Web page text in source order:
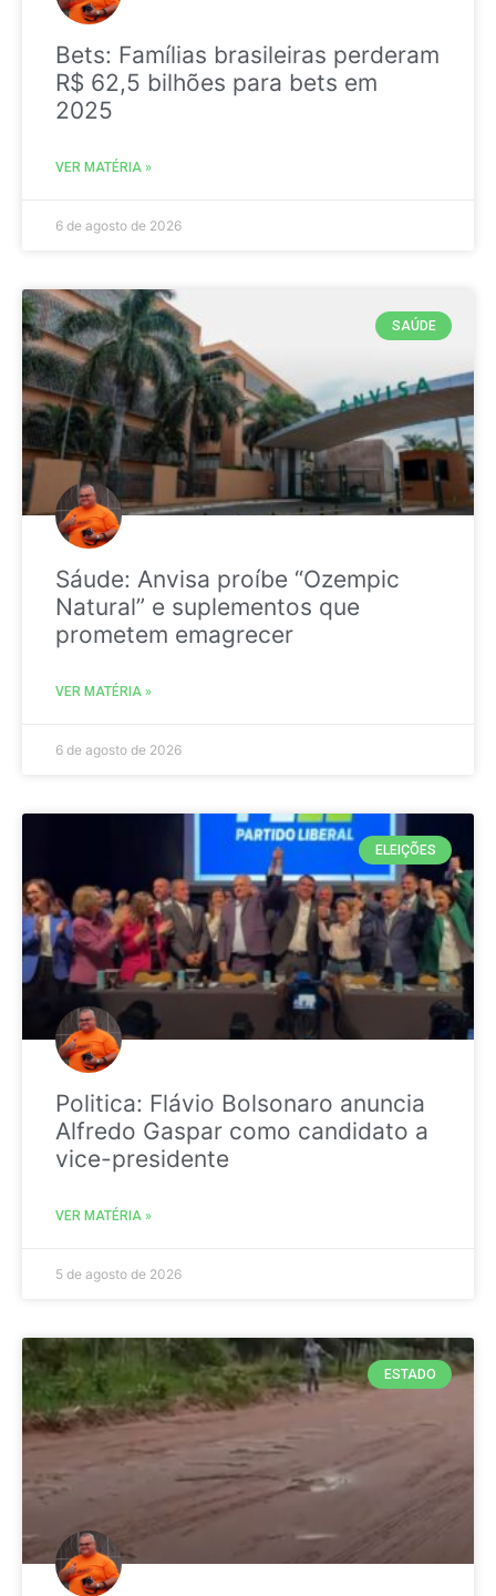
Bets: Famílias brasileiras perderam
R$ 62,5 bilhões para bets em
2025
VER MATÉRIA »
6 de agosto de 2026
SAÚDE
Sáude: Anvisa proíbe “Ozempic
Natural” e suplementos que
prometem emagrecer
VER MATÉRIA »
6 de agosto de 2026
ELEIÇÕES
Politica: Flávio Bolsonaro anuncia
Alfredo Gaspar como candidato a
vice-presidente
VER MATÉRIA »
5 de agosto de 2026
ESTADO